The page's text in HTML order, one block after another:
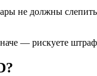
не должны
— рискуете